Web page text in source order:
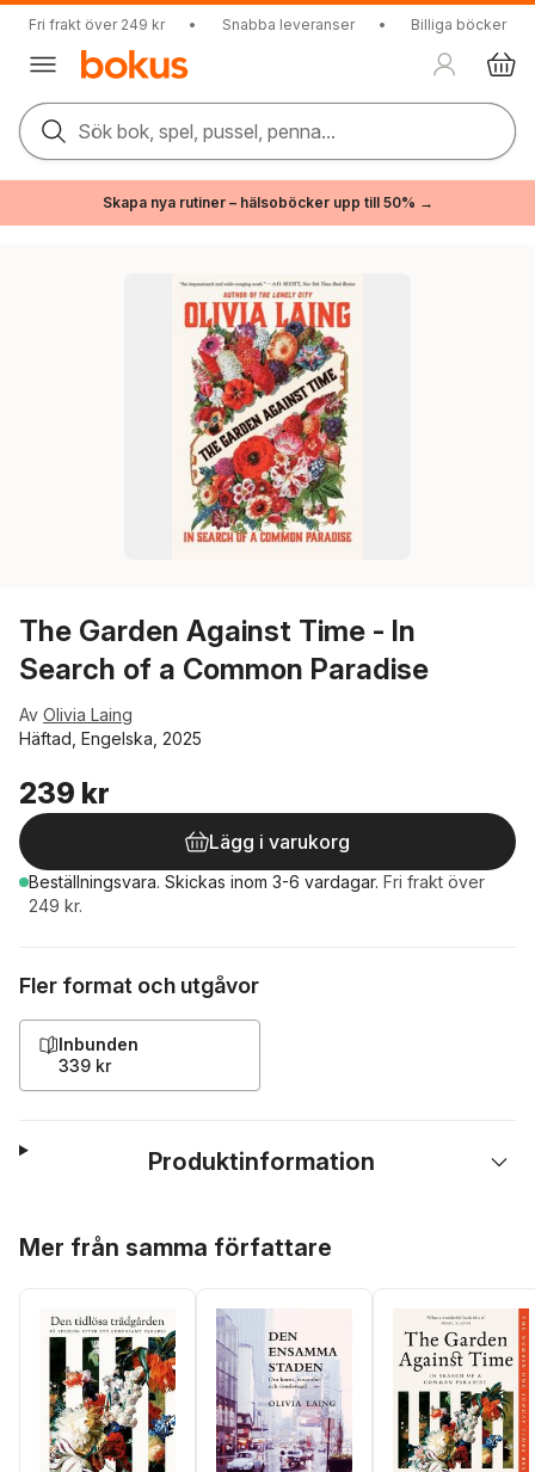
Fri frakt över 249 kr • Snabba leveranser • Billiga böcker
Sök bok, spel, pussel, penna...
Skapa nya rutiner – hälsoböcker upp till 50% →
The Garden Against Time - In
Search of a Common Paradise
Av Olivia Laing
Häftad, Engelska, 2025
239 kr
Lägg i varukorg
Beställningsvara. Skickas inom 3-6 vardagar. Fri frakt över
249 kr.
Fler format och utgåvor
Inbunden
339 kr
Produktinformation
Mer från samma författare